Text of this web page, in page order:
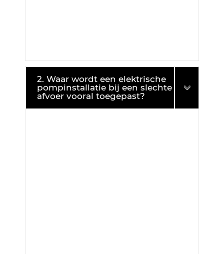
2. Waar wordt een elektrische
pompinstallatie bij een slechte
afvoer vooral toegepast?